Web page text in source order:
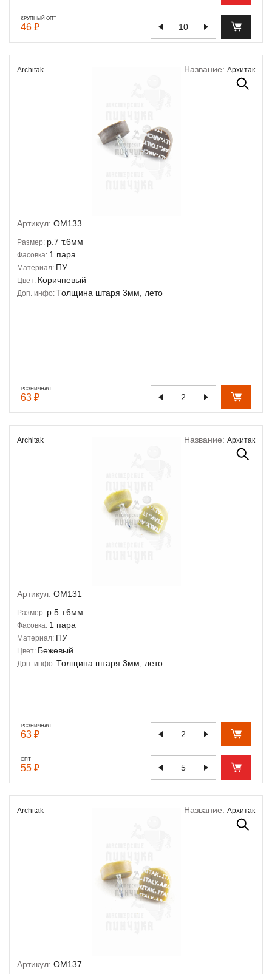
КРУПНЫЙ ОПТ
46 ₽
Architak Название: Архитак
Артикул: OM133
Размер: р.7 т.6мм
Фасовка: 1 пара
Материал: ПУ
Цвет: Коричневый
Доп. инфо: Толщина штаря 3мм, лето
РОЗНИЧНАЯ
63 ₽
Architak Название: Архитак
Артикул: OM131
Размер: р.5 т.6мм
Фасовка: 1 пара
Материал: ПУ
Цвет: Бежевый
Доп. инфо: Толщина штаря 3мм, лето
РОЗНИЧНАЯ
63 ₽
ОПТ
55 ₽
Architak Название: Архитак
Артикул: OM137